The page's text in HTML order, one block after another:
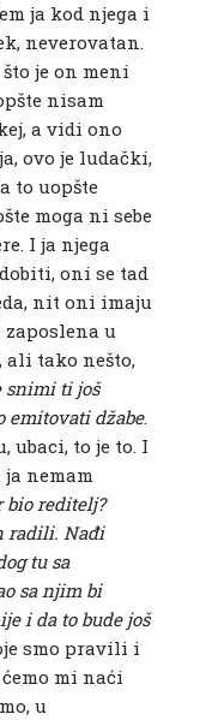
ja kod njega i
neverovatan.
je on meni
nisam
a vidi ono
ovo je ludački,
to uopšte
moga ni sebe
I ja njega
oni se tad
nit oni imaju
u
ali tako nešto,
snimi ti još
emitovati džabe.
ubaci, to je to. I
nemam
bio reditelj?
radili. Nađi
tu sa
sa njim bi
i da to bude još
smo pravili i
mi naći
u